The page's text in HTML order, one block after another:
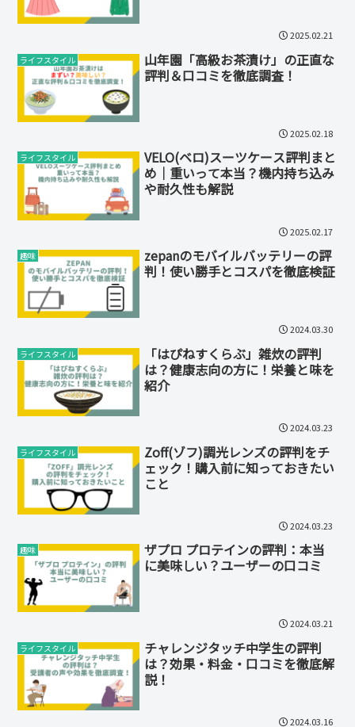
2025.02.21
ライフスタイル
山年園「高級お茶漬け」の正直な
評判＆口コミを徹底調査！
2025.02.18
ライフスタイル
VELO(ベロ)スーツケース評判まと
め｜重いって本当？機内持ち込み
や耐久性も解説
2025.02.17
趣味
zepanのモバイルバッテリーの評
判！使い勝手とコスパを徹底検証
2024.03.30
ライフスタイル
「はぴねすくらぶ」雑炊の評判
は？健康志向の方に！栄養と味を
紹介
2024.03.23
ライフスタイル
Zoff(ゾフ)調光レンズの評判をチ
ェック！購入前に知っておきたい
こと
2024.03.23
趣味
ザプロ プロテインの評判：本当
に美味しい？ユーザーの口コミ
2024.03.21
ライフスタイル
チャレンジタッチ中学生の評判
は？効果・料金・口コミを徹底解
説！
2024.03.16